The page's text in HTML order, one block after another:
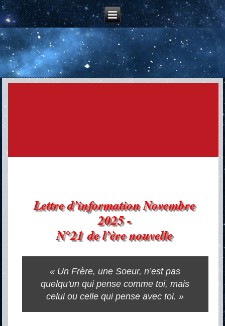
Lettre d’information Novembre
2025 -
N°21 de l’ère nouvelle
« Un Frère, une Soeur, n’est pas
quelqu'un qui pense comme toi, mais
celui ou celle qui pense avec toi. »